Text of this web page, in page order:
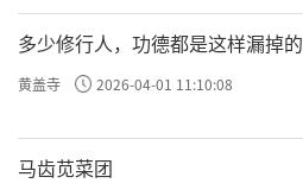
多少修行人，功德都是这样漏掉的
黄盖寺 2026-04-01 11:10:08
马齿苋菜团